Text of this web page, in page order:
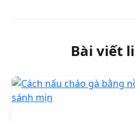
Bài viết